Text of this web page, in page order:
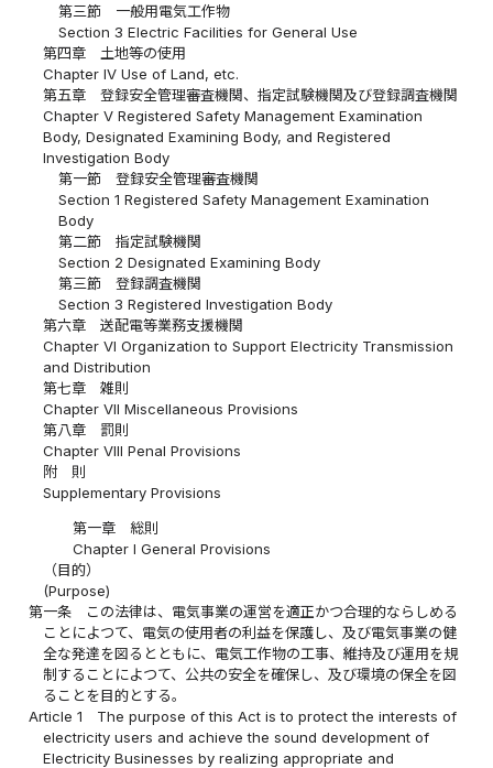
第三節 一般用電気工作物
Section 3 Electric Facilities for General Use
第四章 土地等の使用
Chapter IV Use of Land, etc.
第五章 登録安全管理審査機関、指定試験機関及び登録調査機関
Chapter V Registered Safety Management Examination
Body, Designated Examining Body, and Registered
Investigation Body
第一節 登録安全管理審査機関
Section 1 Registered Safety Management Examination
Body
第二節 指定試験機関
Section 2 Designated Examining Body
第三節 登録調査機関
Section 3 Registered Investigation Body
第六章 送配電等業務支援機関
Chapter VI Organization to Support Electricity Transmission
and Distribution
第七章 雑則
Chapter VII Miscellaneous Provisions
第八章 罰則
Chapter VIII Penal Provisions
附 則
Supplementary Provisions
第一章 総則
Chapter I General Provisions
（目的）
(Purpose)
第一条
この法律は、電気事業の運営を適正かつ合理的ならしめる
ことによつて、電気の使用者の利益を保護し、及び電気事業の健
全な発達を図るとともに、電気工作物の工事、維持及び運用を規
制することによつて、公共の安全を確保し、及び環境の保全を図
ることを目的とする。
Article 1
The purpose of this Act is to protect the interests of
electricity users and achieve the sound development of
Electricity Businesses by realizing appropriate and